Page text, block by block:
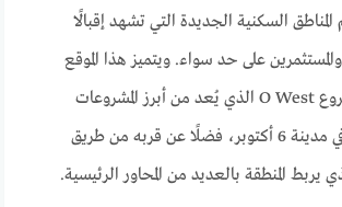
السكنية الجديدة التي تشهد إقبالًا
على حد سواء. ويتميز هذا الموقع
بكونه قريبًا من مشروع O West الذي يُعد من أبرز المشروعات
العمرانية المتكاملة في مدينة 6 أكتوبر، فضلًا عن قربه من طريق
يربط المنطقة بالعديد من المحاور الرئيسية.